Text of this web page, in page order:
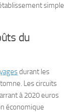
simple
du
durant les
Les circuits
à 2020 euros
économique